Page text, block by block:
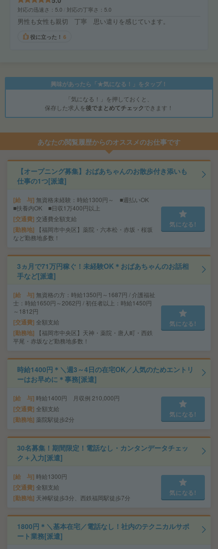
対応の迅速さ 5.0 対応の丁寧さ 5.0
男性も女性も親切 丁寧 思い遣りを感じています。
役に立った！ 6
興味があったら「★気になる！」をタップ！
「気になる！」を押しておくと、
保存した求人を後でまとめてチェックできます！
あなたの閲覧履歴からのオススメのお仕事です
【オープニング募集】おばあちゃんのお散歩付き添いも
仕事の1つ[派遣]
給 与 無資格未経験：時給1300円～ ■週払いOK
■扶養内OK ■日収1万400円以上
交通費 交通費全額支給
勤務地
【福岡市中央区】薬院・六本松・赤坂・桜坂
など勤務地多数！
気になる!
3ヵ月で71万円稼ぐ！未経験OK＊おばあちゃんのお話相
手など[派遣]
給 与 無資格の方：時給1350円～1687円 / 介護福祉
士：時給1650円～2062円 / 初任者以上：時給1450円
～1812円
交通費 全額支給
勤務地
【福岡市中央区】天神・薬院・唐人町・西鉄
平尾・赤坂など勤務地多数！
気になる!
時給1400円＊＼週3～4日の在宅OK／人気のためエントリ
ーはお早めに＊事務[派遣]
給 与 時給1400円 月収例 210,000円
交通費 全額支給
勤務地 薬院駅徒歩2分
気になる!
30名募集！期間限定！電話なし・カンタンデータチェッ
ク＋入力[派遣]
給 与 時給1300円
交通費 全額支給
勤務地 天神駅徒歩3分、西鉄福岡駅徒歩7分
気になる!
1800円＊＼基本在宅／電話なし！社内のテクニカルサポ
ート業務[派遣]